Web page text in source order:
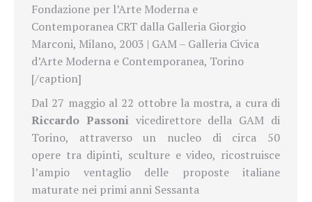
Fondazione per l’Arte Moderna e
Contemporanea CRT dalla Galleria Giorgio
Marconi, Milano, 2003 | GAM – Galleria Civica
d’Arte Moderna e Contemporanea, Torino
[/caption]
Dal 27 maggio al 22 ottobre la mostra, a cura di
Riccardo Passonivicedirettore della GAM di
Torino, attraverso un nucleo di circa 50
opere tra dipinti, sculture e video, ricostruisce
l’ampio ventaglio delle proposte italiane
maturate nei primi anni Sessanta